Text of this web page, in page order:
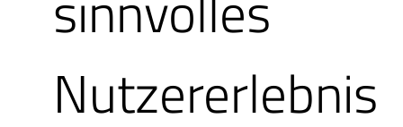
fun4you
Nutzererlebnis